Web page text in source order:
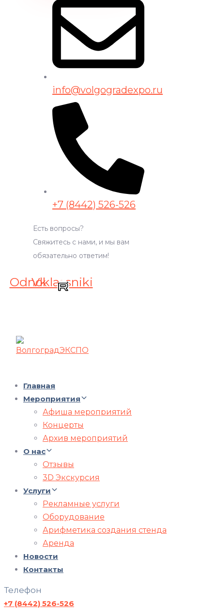
info@volgogradexpo.ru
+7 (8442) 526-526
Есть вопросы?
Свяжитесь с нами, и мы вам
обязательно ответим!
Vk
Odnoklassniki
Главная
Мероприятия
Афиша мероприятий
Концерты
Архив мероприятий
О нас
Отзывы
3D Экскурсия
Услуги
Рекламные услуги
Оборудование
Арифметика создания стенда
Аренда
Новости
Контакты
Телефон
+7 (8442) 526-526